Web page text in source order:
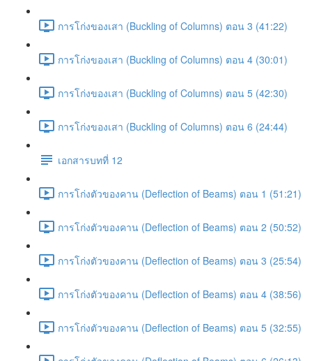
การโก่งของเสา (Buckling of Columns) ตอน 3 (41:22)
การโก่งของเสา (Buckling of Columns) ตอน 4 (30:01)
การโก่งของเสา (Buckling of Columns) ตอน 5 (42:30)
การโก่งของเสา (Buckling of Columns) ตอน 6 (24:44)
เอกสารบทที่ 12
การโก่งตัวของคาน (Deflection of Beams) ตอน 1 (51:21)
การโก่งตัวของคาน (Deflection of Beams) ตอน 2 (50:52)
การโก่งตัวของคาน (Deflection of Beams) ตอน 3 (25:54)
การโก่งตัวของคาน (Deflection of Beams) ตอน 4 (38:56)
การโก่งตัวของคาน (Deflection of Beams) ตอน 5 (32:55)